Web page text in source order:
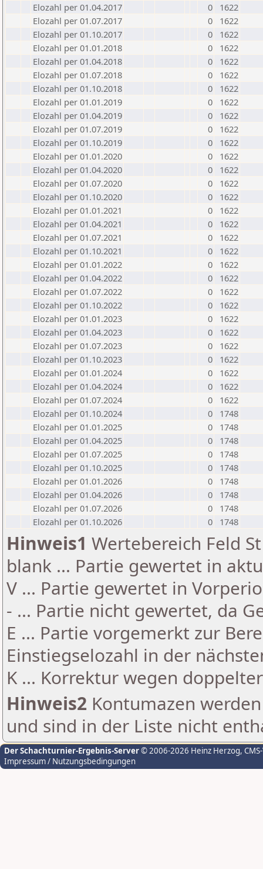
Elozahl per 01.04.2017
0
1622
Elozahl per 01.07.2017
0
1622
Elozahl per 01.10.2017
0
1622
Elozahl per 01.01.2018
0
1622
Elozahl per 01.04.2018
0
1622
Elozahl per 01.07.2018
0
1622
Elozahl per 01.10.2018
0
1622
Elozahl per 01.01.2019
0
1622
Elozahl per 01.04.2019
0
1622
Elozahl per 01.07.2019
0
1622
Elozahl per 01.10.2019
0
1622
Elozahl per 01.01.2020
0
1622
Elozahl per 01.04.2020
0
1622
Elozahl per 01.07.2020
0
1622
Elozahl per 01.10.2020
0
1622
Elozahl per 01.01.2021
0
1622
Elozahl per 01.04.2021
0
1622
Elozahl per 01.07.2021
0
1622
Elozahl per 01.10.2021
0
1622
Elozahl per 01.01.2022
0
1622
Elozahl per 01.04.2022
0
1622
Elozahl per 01.07.2022
0
1622
Elozahl per 01.10.2022
0
1622
Elozahl per 01.01.2023
0
1622
Elozahl per 01.04.2023
0
1622
Elozahl per 01.07.2023
0
1622
Elozahl per 01.10.2023
0
1622
Elozahl per 01.01.2024
0
1622
Elozahl per 01.04.2024
0
1622
Elozahl per 01.07.2024
0
1622
Elozahl per 01.10.2024
0
1748
Elozahl per 01.01.2025
0
1748
Elozahl per 01.04.2025
0
1748
Elozahl per 01.07.2025
0
1748
Elozahl per 01.10.2025
0
1748
Elozahl per 01.01.2026
0
1748
Elozahl per 01.04.2026
0
1748
Elozahl per 01.07.2026
0
1748
Elozahl per 01.10.2026
0 1748
Hinweis1 Wertebereich Feld
blank ... Partie gewertet in
V ... Partie gewertet in
- ... Partie nicht gewertet, da
E ... Partie vorgemerkt zur
Einstiegselozahl in der
K ... Korrektur wegen
Hinweis2 Kontumazen
und sind in der Liste nicht
Der Schachturnier-Ergebnis-Server© 2006-2026 Heinz Herzog,
Impressum / Nutzungsbedingungen